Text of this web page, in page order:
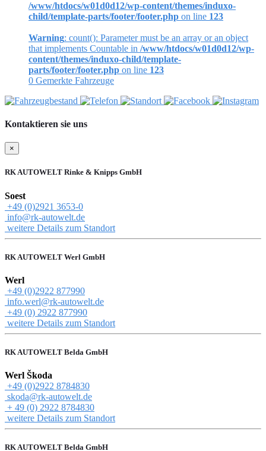
/www/htdocs/w01d0d12/wp-content/themes/induxo-
child/template-parts/footer/footer.php on line 123
Warning: count(): Parameter must be an array or an object
that implements Countable in /www/htdocs/w01d0d12/wp-
content/themes/induxo-child/template-
parts/footer/footer.php on line 123
0 Gemerkte Fahrzeuge
Kontaktieren sie uns
×
RK AUTOWELT Rinke & Knipps GmbH
Soest
+49 (0)2921 3653-0
info@rk-autowelt.de
weitere Details zum Standort
RK AUTOWELT Werl GmbH
Werl
+49 (0)2922 877990
info.werl@rk-autowelt.de
+49 (0) 2922 877990
weitere Details zum Standort
RK AUTOWELT Belda GmbH
Werl Škoda
+49 (0)2922 8784830
skoda@rk-autowelt.de
+ 49 (0) 2922 8784830
weitere Details zum Standort
RK AUTOWELT Belda GmbH